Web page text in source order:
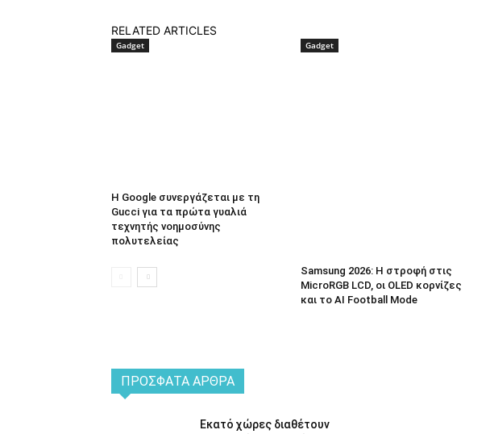
RELATED ARTICLES
Gadget
Η Google συνεργάζεται με τη
Gucci για τα πρώτα γυαλιά
τεχνητής νοημοσύνης
πολυτελείας
Gadget
Samsung 2026: Η στροφή στις
MicroRGB LCD, οι OLED κορνίζες
και το AI Football Mode
ΠΡΌΣΦΑΤΑ ΆΡΘΡΑ
Εκατό χώρες διαθέτουν